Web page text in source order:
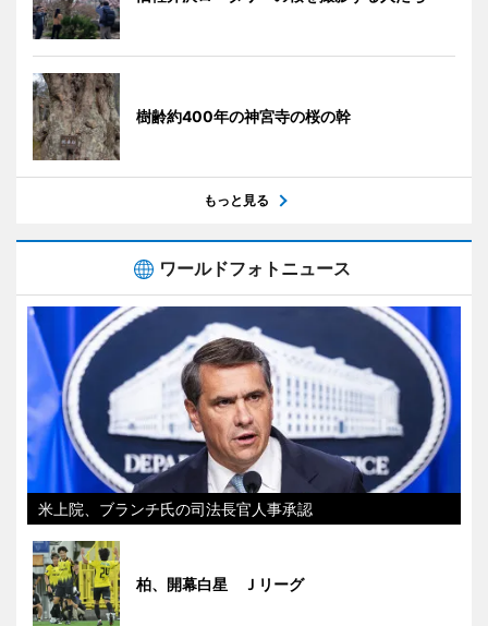
樹齢約400年の神宮寺の桜の幹
もっと見る
ワールドフォトニュース
米上院、ブランチ氏の司法長官人事承認
柏、開幕白星 Ｊリーグ